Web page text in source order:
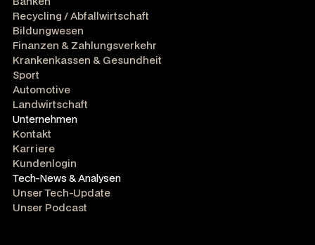
Recycling / Abfallwirtschaft
Bildungwesen
Finanzen & Zahlungsverkehr
Krankenkassen & Gesundheit
Sport
Automotive
Landwirtschaft
Unternehmen
Kontakt
Karriere
Kundenlogin
Tech-News & Analysen
Unser Tech-Update
Unser Podcast